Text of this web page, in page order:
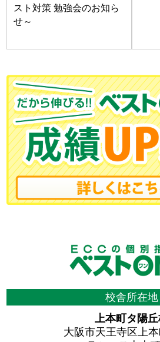
スト対策 勉強会のお知ら
せ～
校舎所在地
上本町タ陽
大阪市天王寺区上